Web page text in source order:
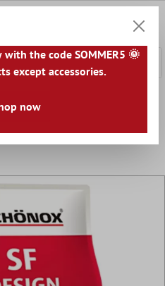
SF Design
the code SOMMER5 🌞
except accessories.
now